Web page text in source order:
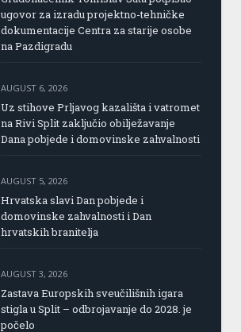
ugovor za izradu projektno-tehničke
dokumentacije Centra za starije osobe
na Pazdigradu
AUGUST 6, 2026
Uz stihove Prljavog kazališta i vatromet
na Rivi Split zaključio obilježavanje
Dana pobjede i domovinske zahvalnosti
AUGUST 5, 2026
Hrvatska slavi Dan pobjede i
domovinske zahvalnosti i Dan
hrvatskih branitelja
AUGUST 3, 2026
Zastava Europskih sveučilišnih igara
stigla u Split – odbrojavanje do 2028. je
počelo